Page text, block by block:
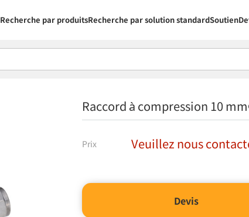
Recherche par produitsRecherche par solution standardSoutien
Raccord à compression 10
Prix Veuillez nous
Devis